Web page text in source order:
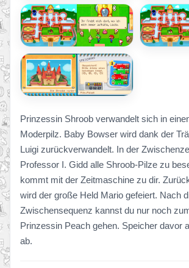
Prinzessin Shroob verwandelt sich in
Moderpilz. Baby Bowser wird dank der
Luigi zurückverwandelt. In der
Professor I. Gidd alle Shroob-Pilze zu
kommt mit der Zeitmaschine zu dir.
wird der große Held Mario gefeiert. Nach
Zwischensequenz kannst du nur noch
Prinzessin Peach gehen. Speicher davor
ab.